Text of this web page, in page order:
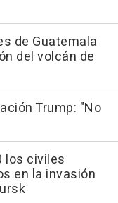
de Guatemala
del volcán de
Trump: "No
los civiles
en la invasión